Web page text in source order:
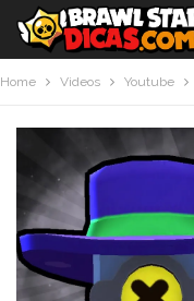
Home Videos Youtube